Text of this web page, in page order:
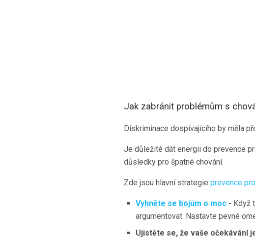
Jak zabránit problémům s
Diskriminace dospívajícího by měla
Je důležité dát energii do prevence
důsledky pro špatné chování.
Zde jsou hlavní strategie prevence
Vyhněte se bojům o moc - Když
argumentovat. Nastavte pevné
Ujistěte se, že vaše očekávání